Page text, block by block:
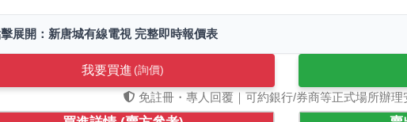
展開：新唐城有線電視 完整即時報價表
我要買進 (詢價)
免註冊・專人回覆｜可約銀行/券商等正式場所辦理